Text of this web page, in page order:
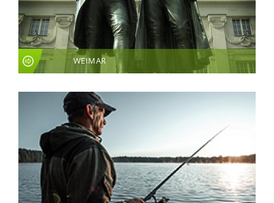
WEIMAR